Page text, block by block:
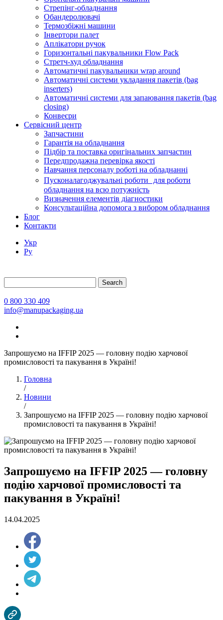
Стрепінг-обладнання
Обандеролювачі
Термозбіжні машини
Інвертори палет
Аплікатори ручок
Горизонтальні пакувальники Flow Pack
Стретч-худ обладнання
Автоматичні пакувальники wrap around
Автоматичні системи укладання пакетів (bag
inserters)
Автоматичні системи для запаювання пакетів (bag
closing)
Конвеєри
Сервісний центр
Запчастини
Гарантія на обладнання
Підбір та поставка оригінальних запчастин
Передпродажна перевірка якості
Навчання персоналу роботі на обладнанні
Пусконалагоджувальні роботи для роботи
обладнання на всю потужність
Визначення елементів діагностики
Консультаційна допомога з вибором обладнання
Блог
Контакти
Укр
Ру
Search
0 800 330 409
info@manupackaging.ua
Запрошуємо на IFFIP 2025 — головну подію харчової
промисловості та пакування в Україні!
Головна
/
Новини
/
Запрошуємо на IFFIP 2025 — головну подію харчової
промисловості та пакування в Україні!
Запрошуємо на IFFIP 2025 — головну
подію харчової промисловості та
пакування в Україні!
14.04.2025